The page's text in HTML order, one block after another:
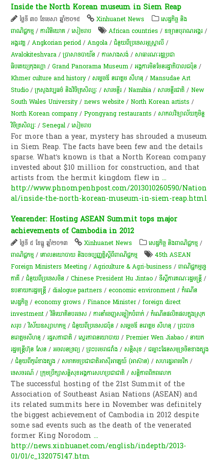
Inside the North Korean museum in Siem Reap
ថ្ងៃទី ៣០ ខែមេសា ឆ្នាំ២០១៥ Xinhuanet News
សេដ្ឋកិច្ច និង
ពាណិជ្ជកម្ម /ការវិនិយោគ /សៀមរាប African countries /ឧទ្យាន​បុរាណ​អង្គរ​ /
អង្គរវត្ត /Angkorian period /Angola /ជំនួយពីប្រទេសអូស្ត្រាលី /
Avalokiteshvara /​ប្រាសាទ​បាយ័ន /ការសាងសង់ /សាធារណៈរដ្ឋប្រជា
ធិបតេយ្យកុងហ្គោ /Grand Panorama Museum /​អង្គការ​មិនមែន​រដ្ឋាភិបាល​ជប៉ុន /
Khmer culture and history /សម្ដេចឪ នរោត្តម សីហនុ /Mansudae Art
Studio /ក្រសួងវប្បធម៌ និងវិចិត្រសិល្បៈ /សារមន្ទីរ /Namibia /សារមន្ទីរជាតិ /New
South Wales University /news website /North Korean artists /
North Korean company /Pyongyang restaurants /សាកលវិទ្យាល័យ​ភូមិន្ទ​
វិចិត្រ​សិល្បៈ /Senegal /សៀមរាប
For more than a year, mystery has shrouded a museum
in Siem Reap. The facts have been few and the details
sparse. What’s known is that a North Korean company
invested about $10 million for construction, and that
artists from the hermit kingdom flew in...
http://www.phnompenhpost.com/2013010260590/Nation
al/inside-the-north-korean-museum-in-siem-reap.html
Yearender: Hosting ASEAN Summit tops major
achievements of Cambodia in 2012
ថ្ងៃទី ៥ ខែធ្នូ ឆ្នាំ២០១៣ Xinhuanet News សេដ្ឋកិច្ច និងពាណិជ្ជកម្ម /
ពាណិជ្ជកម្ម /គោលនយោបាយ និងបទប្បញ្ញត្តិស្តីពីពាណិជ្ជកម្ម
45th ASEAN
Foreign Ministers Meeting /Agriculture & Agri-business /ពាណិជ្ជកម្ម​ទ្វេ​
ភាគី​ /ជំនួយពីប្រទេសចិន /Chinese President Hu Jintao /ទីស្តីការគណៈរដ្ឋមន្រ្តី /
ឧបនាយករដ្ឋមន្ត្រី​ /dialogue partners / economic environment /កំណើន​
សេដ្ឋកិច្ច / economy grows /Finance Minister/foreign direct
investment /វិនិយោគិនបរទេស /ការនាំចេញសម្លៀកបំពាក់ /កំណើនផលិតផលក្នុងស្រុក
សរុប /វិស័យឧស្សាហកម្ម /ជំនួយពីប្រទេសជប៉ុន /សម្ដេចឪ នរោត្តម សីហនុ /ព្រះបាទ
នរោត្តមសីហនុ /រដ្ឋសភា​ជាតិ /ស្ថេរភាពនយោបាយ /Premier Wen Jiabao /នាយក
រដ្ឋមន្ត្រីហ៊ុន សែន /​អចលនទ្រព្យ​ /ព្រះ​បរម​រាជវាំង​ /សន្តិសុខ /ជម្លោះដែនសមុទ្រ​ចិន​ខាងត្បូង​
/ជំនួយពីកូរ៉េខាងត្បូង /សមាគមប្រជាជាតិអាស៊ីអាគ្នេយ៍ (អាស៊ាន) /សហរដ្ឋអាមេរិក /
ទេសចរណ៍ /ក្រុមប្រឹក្សា​សន្តិសុខអង្គការ​សហប្រជាជាតិ​ /សន្តិភាពពិភពលោក
The successful hosting of the 21st Summit of the
Association of Southeast Asian Nations (ASEAN) and
its related summits here in November was definitely
the biggest achievement of Cambodia in 2012 despite
some sad events such as the death of the venerated
former King Norodom...
http://news.xinhuanet.com/english/indepth/2013-
01/01/c_132075147.htm